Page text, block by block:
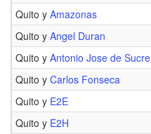
Quito y Amazonas
Quito y Angel Duran
Quito y Antonio Jose de Sucre
Quito y Carlos Fonseca
Quito y E2E
Quito y E2H